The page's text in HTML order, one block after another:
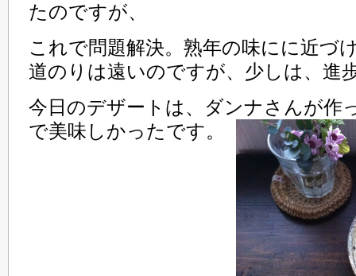
たのですが、
これで問題解決。熟年の味にに近づ
道のりは遠いのですが、少しは、進
今日のデザートは、ダンナさんが作
で美味しかったです。